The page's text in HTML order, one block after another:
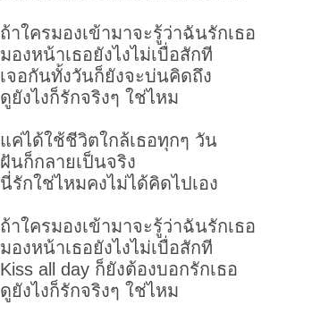
ถ้าใครมองเข้ามาจะรู้ว่าฉันรักเธอ
มองหน้าเธอยังไงไม่เบื่อสักที
เจอกันทั้งวันก็ยังจะบ่นคิดถึง
ดูยังไงก็รักจริงๆ ใช่ไหม
แค่ได้ใช้ชีวิตใกล้เธอทุกๆ วัน
ฝันก็กลายเป็นจริง
นี่รักใช่ไหมคงไม่ได้คิดไปเอง
ถ้าใครมองเข้ามาจะรู้ว่าฉันรักเธอ
มองหน้าเธอยังไงไม่เบื่อสักที
Kiss all day ก็ยังต้องบอกรักเธอ
ดูยังไงก็รักจริงๆ ใช่ไหม